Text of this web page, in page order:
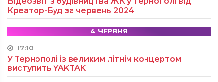
Креатор-Буд за червень 2024
4 ЧЕРВНЯ
17:10
У Тернополі із великим літнім концертом
виступить YAKTAK